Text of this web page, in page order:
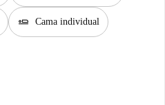
airline_seat_flat Cama individual